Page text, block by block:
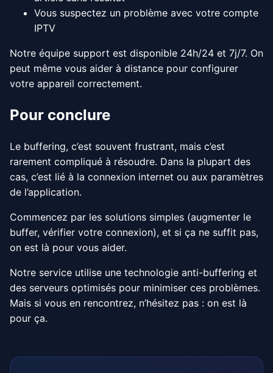
Vous suspectez un problème avec votre compte
IPTV
Notre équipe support est disponible 24h/24 et 7j/7. On
peut même vous aider à distance pour configurer
votre appareil correctement.
Pour conclure
Le buffering, c’est souvent frustrant, mais c’est
rarement compliqué à résoudre. Dans la plupart des
cas, c’est lié à la connexion internet ou aux paramètres
de l’application.
Commencez par les solutions simples (augmenter le
buffer, vérifier votre connexion), et si ça ne suffit pas,
on est là pour vous aider.
Notre service utilise une technologie anti-buffering et
des serveurs optimisés pour minimiser ces problèmes.
Mais si vous en rencontrez, n’hésitez pas : on est là
pour ça.